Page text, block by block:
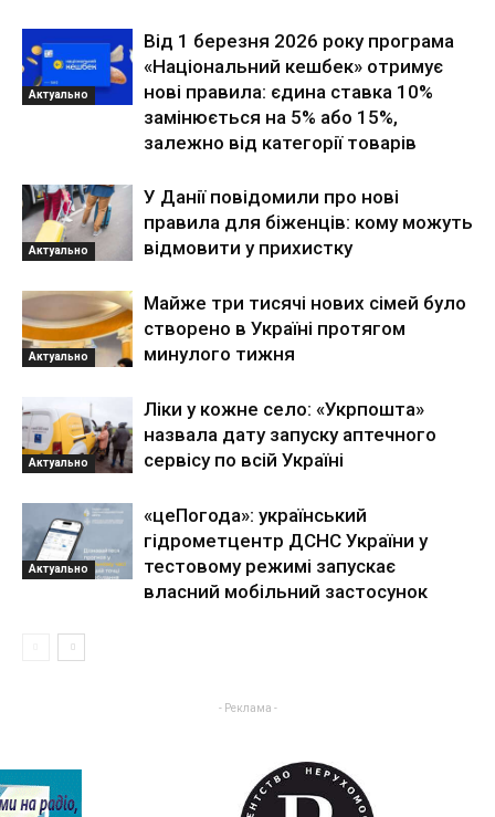
Актуально
Від 1 березня 2026 року програма
«Національний кешбек» отримує
нові правила: єдина ставка 10%
замінюється на 5% або 15%,
залежно від категорії товарів
Актуально
У Данії повідомили про нові
правила для біженців: кому можуть
відмовити у прихистку
Актуально
Майже три тисячі нових сімей було
створено в Україні протягом
минулого тижня
Актуально
Ліки у кожне село: «Укрпошта»
назвала дату запуску аптечного
сервісу по всій Україні
Актуально
«цеПогода»: український
гідрометцентр ДСНС України у
тестовому режимі запускає
власний мобільний застосунок
- Реклама -